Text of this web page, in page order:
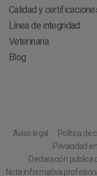
Calidad y
Línea de integridad
Veterinaria
Blog
Aviso legal Política de
Privacidad
Declaración publica
Nota informativa